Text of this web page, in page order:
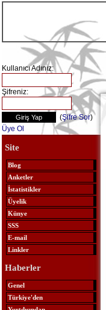
Kullanıcı Adınız:
Şifreniz:
(Şifre Sor)
Üye Ol
Site
Blog
Anketler
İstatistikler
Üyelik
Künye
SSS
E-mail
Linkler
Haberler
Genel
Türkiye'den